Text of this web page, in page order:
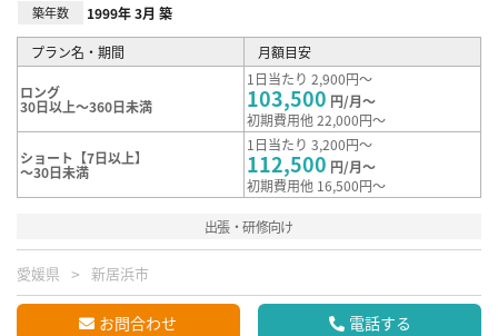
築年数 1999年 3月 築
プラン名・期間 月額目安
ロング
30日以上～360日未満
1日当たり 2,900円～
103,500 円/月～
初期費用他 22,000円～
ショート【7日以上】
～30日未満
1日当たり 3,200円～
112,500 円/月～
初期費用他 16,500円～
出張・研修向け
愛媛県 新居浜市
お問合わせ 電話する